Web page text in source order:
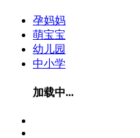
孕妈妈
萌宝宝
幼儿园
中小学
加载中...